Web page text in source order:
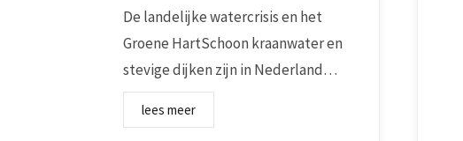
De landelijke watercrisis en het
Groene HartSchoon kraanwater en
stevige dijken zijn in Nederland…
lees meer